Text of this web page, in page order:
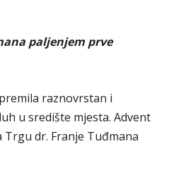
malo
paljenjem prve
raznovrstan i
u središte mjesta. Advent
Trgu dr. Franje Tuđmana